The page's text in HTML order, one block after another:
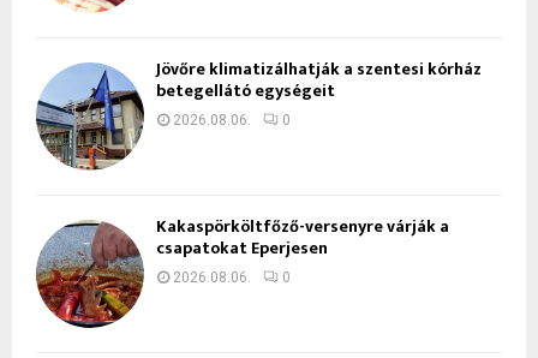
Jövőre klimatizálhatják a szentesi kórház
betegellátó egységeit
2026.08.06. 0
Kakaspörköltfőző-versenyre várják a
csapatokat Eperjesen
2026.08.06. 0